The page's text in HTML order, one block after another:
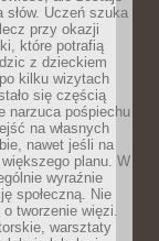
słów. Uczeń szuka
przy okazji
które potrafią
z dzieckiem
kilku wizytach
się częścią
narzuca pośpiechu
na własnych
nawet jeśli na
planu. W
wyraźnie
społeczną. Nie
tworzenie więzi.
warsztaty